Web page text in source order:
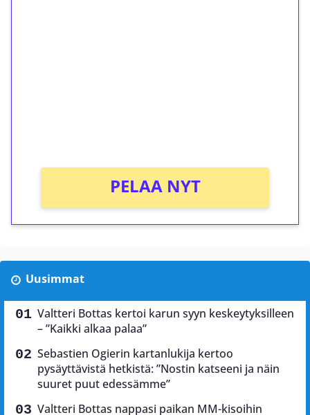
PELAA NYT
Uusimmat
Valtteri Bottas kertoi karun syyn keskeytyksilleen
– ”Kaikki alkaa palaa”
Sebastien Ogierin kartanlukija kertoo
pysäyttävistä hetkistä: ”Nostin katseeni ja näin
suuret puut edessämme”
Valtteri Bottas nappasi paikan MM-kisoihin